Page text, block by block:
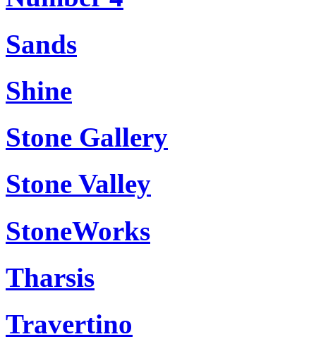
Sands
Shine
Stone Gallery
Stone Valley
StoneWorks
Tharsis
Travertino